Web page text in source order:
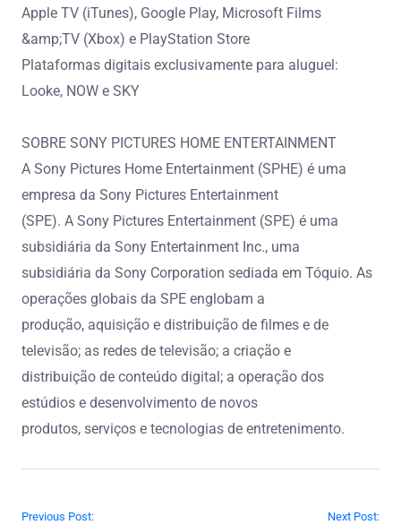
Apple TV (iTunes), Google Play, Microsoft Films
&amp;TV (Xbox) e PlayStation Store
Plataformas digitais exclusivamente para aluguel:
Looke, NOW e SKY
SOBRE SONY PICTURES HOME ENTERTAINMENT
A Sony Pictures Home Entertainment (SPHE) é uma
empresa da Sony Pictures Entertainment
(SPE). A Sony Pictures Entertainment (SPE) é uma
subsidiária da Sony Entertainment Inc., uma
subsidiária da Sony Corporation sediada em Tóquio. As
operações globais da SPE englobam a
produção, aquisição e distribuição de filmes e de
televisão; as redes de televisão; a criação e
distribuição de conteúdo digital; a operação dos
estúdios e desenvolvimento de novos
produtos, serviços e tecnologias de entretenimento.
Navegação de Post
Previous Post: Next Post: